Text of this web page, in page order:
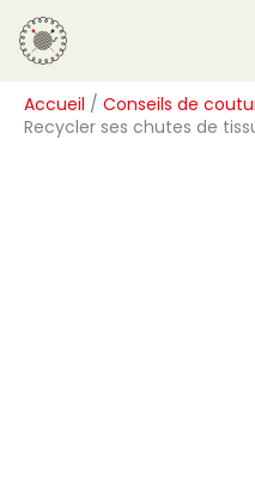
Aller
au
contenu
Accueil
Conseils de
Recycler ses chutes de
R
e
c
h